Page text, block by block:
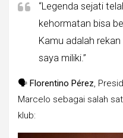
“Legenda sejati
kehormatan bisa
Kamu adalah
saya miliki.”
🗣 Florentino Pérez,
Marcelo sebagai salah
klub: